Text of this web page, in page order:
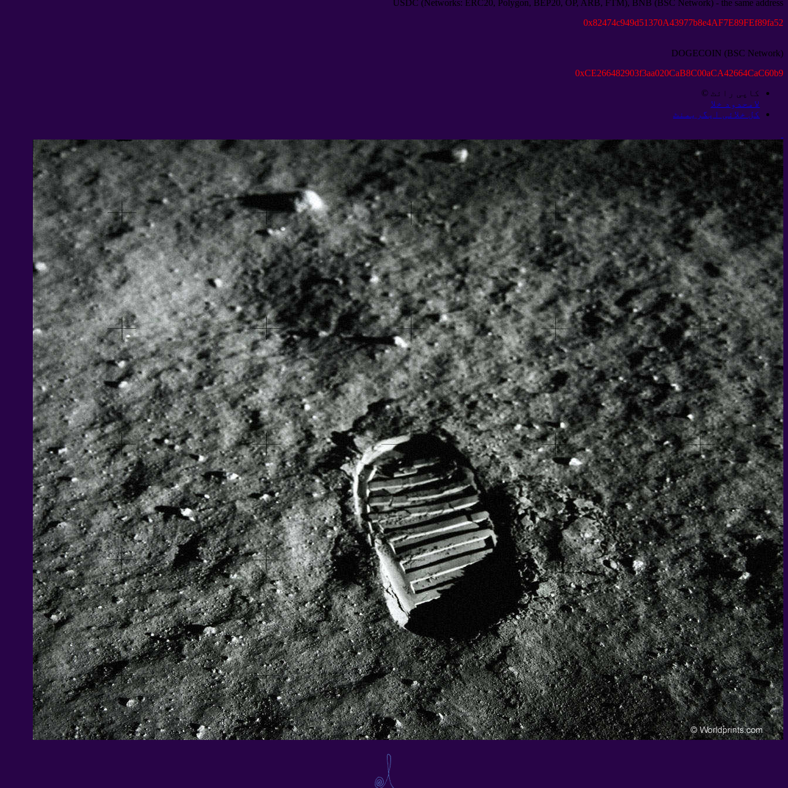
USDC (Networks: ERC20, Polygon, BEP20, OP, ARB, FTM), BNB (BSC Network) - the same address
0x82474c949d51370A43977b8e4AF7E89FEf89fa52
DOGECOIN (BSC Network)
0xCE266482903f3aa020CaB8C00aCA42664CaC60b9
کاپی رائٹ ©
لامحدود خلا
کل خلائی ایگریمنٹ